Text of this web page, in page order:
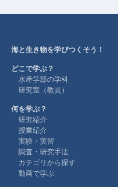
海と生き物を学びつくそう！
どこで学ぶ？
水産学部の学科
研究室（教員）
何を学ぶ？
研究紹介
授業紹介
実験・実習
調査・研究手法
カテゴリから探す
動画で学ぶ